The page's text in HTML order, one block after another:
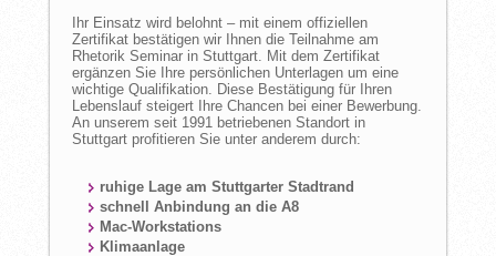
Ihr Einsatz wird belohnt – mit einem offiziellen
Zertifikat bestätigen wir Ihnen die Teilnahme am
Rhetorik Seminar in Stuttgart. Mit dem Zertifikat
ergänzen Sie Ihre persönlichen Unterlagen um eine
wichtige Qualifikation. Diese Bestätigung für Ihren
Lebenslauf steigert Ihre Chancen bei einer Bewerbung.
An unserem seit 1991 betriebenen Standort in
Stuttgart profitieren Sie unter anderem durch:
ruhige Lage am Stuttgarter Stadtrand
schnell Anbindung an die A8
Mac-Workstations
Klimaanlage